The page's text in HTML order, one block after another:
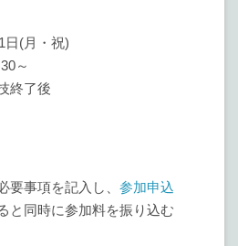
日(月・祝)
～
了後
要事項を記入し、 参加申込
と同時に参加料を振り込む